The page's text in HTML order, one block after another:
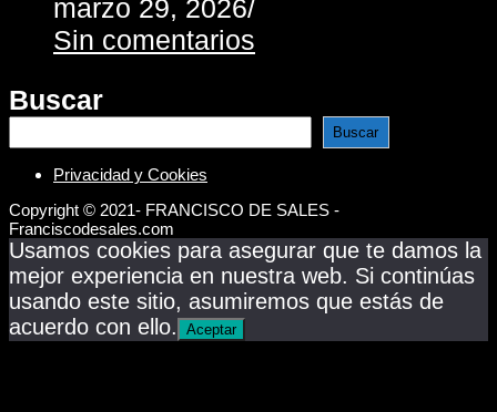
marzo 29, 2026/
Sin comentarios
Buscar
Buscar
Privacidad y Cookies
Copyright © 2021- FRANCISCO DE SALES -
Franciscodesales.com
Usamos cookies para asegurar que te damos la
mejor experiencia en nuestra web. Si continúas
usando este sitio, asumiremos que estás de
acuerdo con ello.
Aceptar